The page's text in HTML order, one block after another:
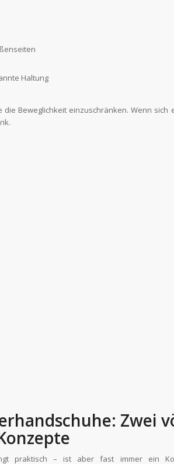
Haltung
Beweglichkeit einzuschränken. Wenn sich
Zwei
praktisch – ist aber fast immer ein